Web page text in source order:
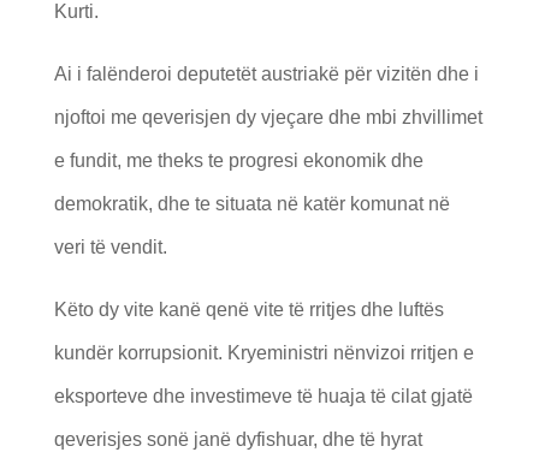
Kurti.
Ai i falënderoi deputetët austriakë për vizitën dhe i
njoftoi me qeverisjen dy vjeçare dhe mbi zhvillimet
e fundit, me theks te progresi ekonomik dhe
demokratik, dhe te situata në katër komunat në
veri të vendit.
Këto dy vite kanë qenë vite të rritjes dhe luftës
kundër korrupsionit. Kryeministri nënvizoi rritjen e
eksporteve dhe investimeve të huaja të cilat gjatë
qeverisjes sonë janë dyfishuar, dhe të hyrat